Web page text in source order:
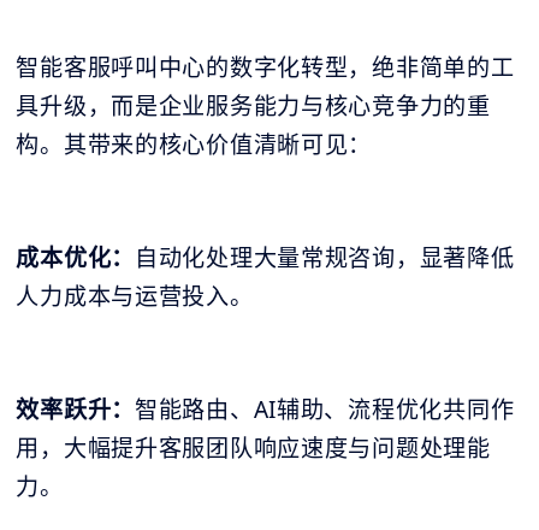
智能客服呼叫中心的数字化转型，绝非简单的工
具升级，而是企业服务能力与核心竞争力的重
构。其带来的核心价值清晰可见：
成本优化：
自动化处理大量常规咨询，显著降低
人力成本与运营投入。
效率跃升： 智能路由、AI辅助、流程优化共同作
用，大幅提升客服团队响应速度与问题处理能
力。